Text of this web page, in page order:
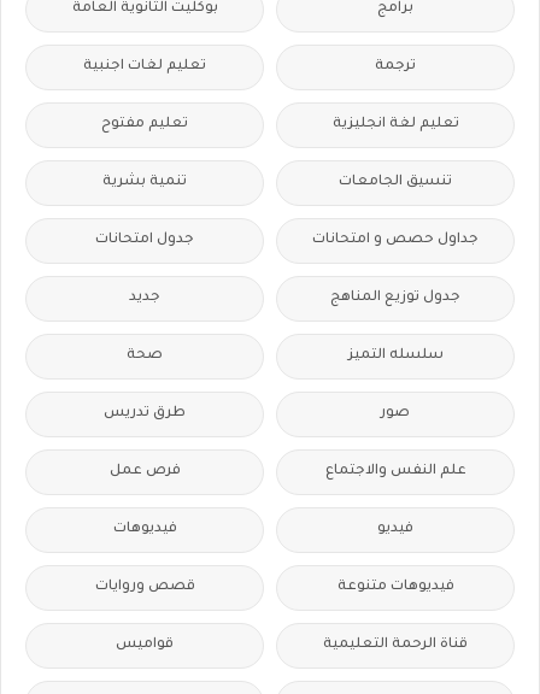
برامج بوكليت الثانوية العامة
ترجمة تعليم لغات اجنبية
تعليم لغة انجليزية تعليم مفتوح
تنسيق الجامعات تنمية بشرية
جداول حصص و امتحانات جدول امتحانات
جدول توزيع المناهج جديد
سلسله التميز صحة
صور طرق تدريس
علم النفس والاجتماع فرص عمل
فيديو فيديوهات
فيديوهات متنوعة قصص وروايات
قناة الرحمة التعليمية قواميس